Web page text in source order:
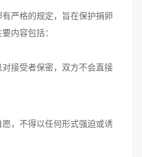
严格的规定，旨在保护捐卵
内容包括：
接受者保密，双方不会直接
，不得以任何形式强迫或诱